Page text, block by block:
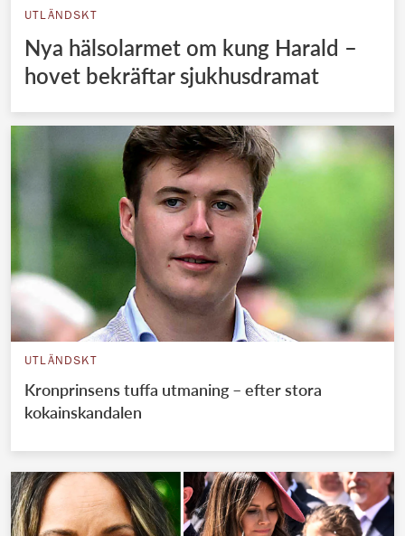
UTLÄNDSKT
Nya hälsolarmet om kung Harald –
hovet bekräftar sjukhusdramat
UTLÄNDSKT
Kronprinsens tuffa utmaning – efter stora
kokainskandalen